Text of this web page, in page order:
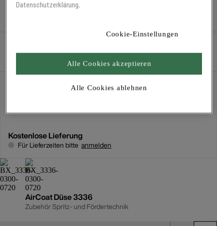
09.20 AC für Lack lb/wb
Stück
Kostenlose Lieferung
Für Lieferzeiten bitte anmelden
AirCoat Düse 3336
Zubehör Spritz- und Fördertechnik
Datenschutzerklärung.
Cookie-Einstellungen
Alle Cookies ablehnen
Alle Cookies akzeptieren